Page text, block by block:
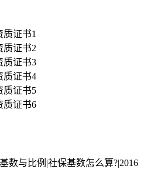
数与比例|社保基数怎么算?|2016